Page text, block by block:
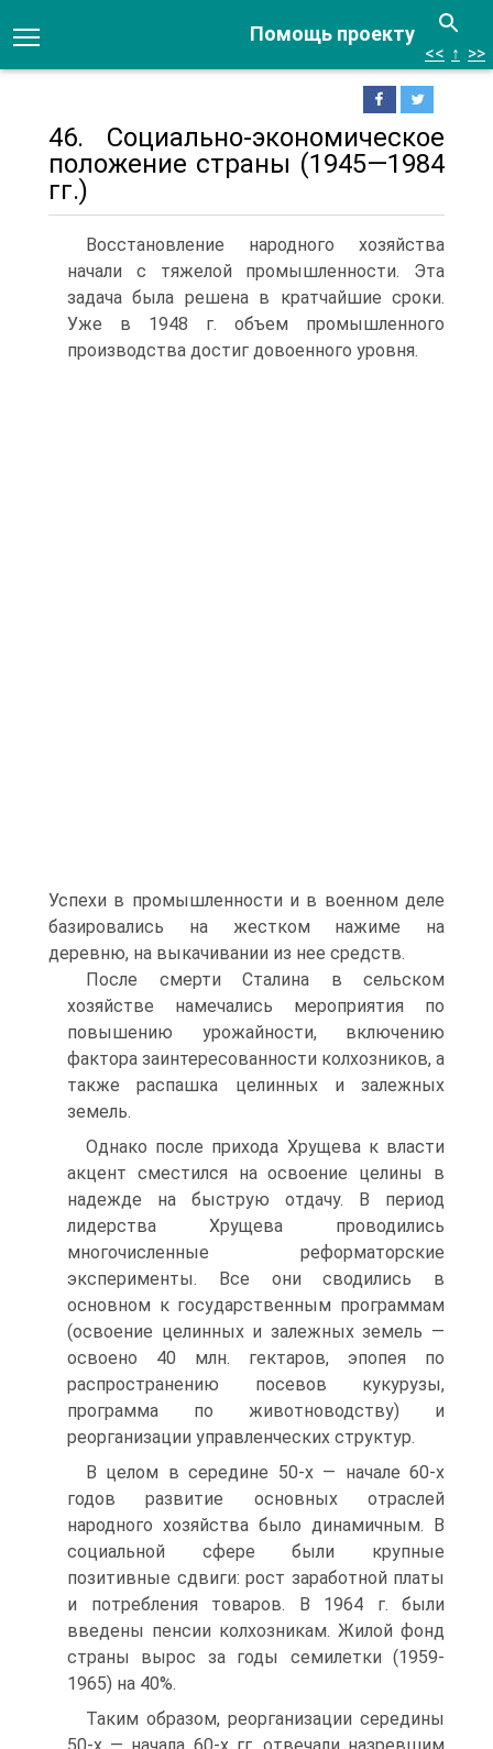
Помощь проекту
<< ↑ >>
46. Социально-экономическое
положение страны (1945—1984
гг.)
Восстановление народного хозяйства
начали с тяжелой про­мышленности. Эта
задача была решена в кратчайшие сроки.
Уже в 1948 г. объем промышленного
производства достиг довоенного уровня.
Успехи в промышленности и в военном деле
базировались на жестком нажиме на
деревню, на выкачивании из нее средств.
После смерти Сталина в сельском
хозяйстве намечались мероприятия по
повышению урожайности, включению
фактора заинтересованности колхозни­ков, а
также распашка целинных и залежных
земель.
Однако после прихода Хрущева к власти
акцент сместился на освоение целины в
надежде на быструю отдачу. В период
лидерства Хрущева проводились
многочисленные ре­форматорские
эксперименты. Все они сводились в
основном к го­сударственным программам
(освоение целинных и залежных зе­мель —
освоено 40 млн. гектаров, эпопея по
распространению посе­вов кукурузы,
программа по животноводству) и
реорганизации уп­равленческих структур.
В целом в середине 50-х — начале 60-х
годов развитие основ­ных отраслей
народного хозяйства было динамичным. В
социальной сфере были крупные
позитивные сдвиги: рост за­работной платы
и потребления товаров. В 1964 г. были
введены пенсии колхозникам. Жилой фонд
страны вырос за годы семилет­ки (1959-
1965) на 40%.
Таким образом, реорганизации середины